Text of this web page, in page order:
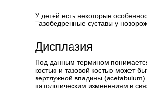
У детей есть некоторые
Тазобедренные суставы у
Дисплазия
Под данным термином
костью и тазовой костью может
вертлужной впадины (acetabulum)
патологическим изменениям в